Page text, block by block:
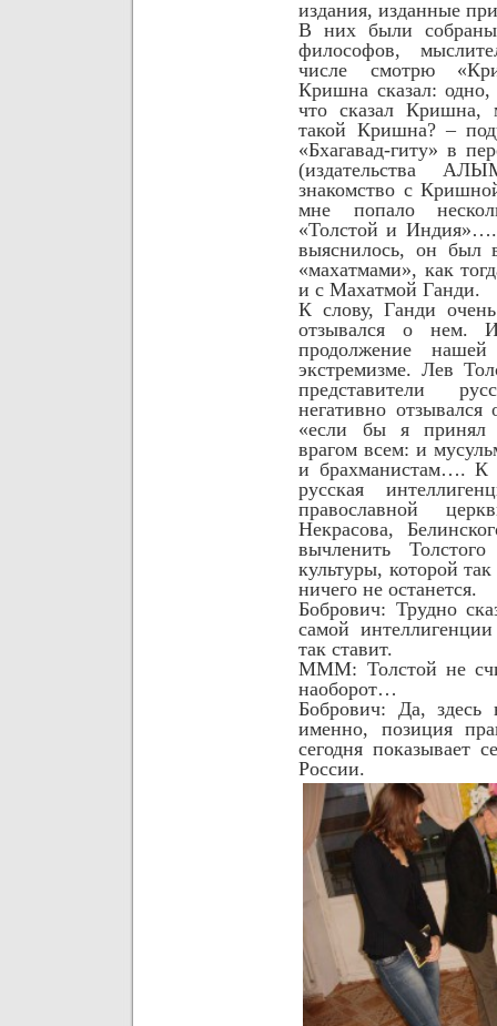
издания, изданные
В них были собраны
философов,
числе смотрю
Кришна сказал: одно,
что сказал Кришна,
такой Кришна? –
«Бхагавад-гиту» в
(издательства
знакомство с
мне попало
«Толстой и
выяснилось,
он был
«махатмами», как
и с Махатмой Ганди.
К слову, Ганди
отзывался о нем.
продолжение
экстремизме. Лев
представители
негативно отзывался
«если бы я принял
врагом всем: и
и брахманистам…. К
русская
православной
Некрасова,
вычленить
культуры, которой
ничего не останется.
Бобрович: Трудно
самой
так ставит.
МММ: Толстой не
наоборот…
Бобрович: Да,
именно, позиция
сегодня показывает
России.